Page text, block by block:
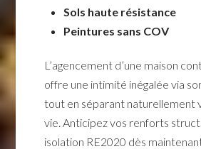
Sols haute résistance
Peintures sans COV
L’agencement d’une maison
offre une intimité inégalée via
tout en séparant naturellement
vie. Anticipez vos renforts
isolation RE2020 dès